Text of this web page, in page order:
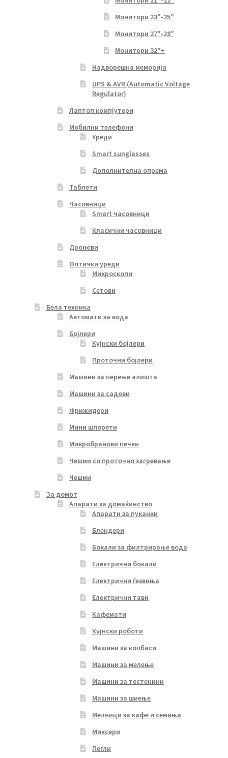
Монитори 23″-25″
Монитори 27″-28″
Монитори 32″+
Надворешна меморија
UPS & AVR (Automatic Voltage
Regulator)
Лаптоп компјутери
Мобилни телефони
Уреди
Smart sunglasses
Дополнителна опрема
Таблети
Часовници
Smart часовници
Класични часовници
Дронови
Оптички уреди
Микроскопи
Сетови
Бела техника
Автомати за вода
Бојлери
Кујнски бојлери
Проточни бојлери
Машини за перење алишта
Машини за садови
Фрижидери
Мини шпорети
Микробранови печки
Чешми со проточно загревање
Чешми
За домот
Апарати за домаќинство
Апарати за пуканки
Блендери
Бокали за филтрирање вода
Електрични бокали
Електрични ѓезвиња
Електрични тави
Кафемати
Кујнски роботи
Машини за колбаси
Машини за мелење
Машини за тестенини
Машини за шиење
Мелници за кафе и семиња
Миксери
Пегли